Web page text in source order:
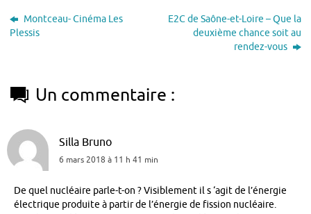
Montceau- Cinéma Les
Plessis
E2C de Saône-et-Loire – Que la
deuxième chance soit au
rendez-vous
Un commentaire :
Silla Bruno
6 mars 2018 à 11 h 41 min
De quel nucléaire parle-t-on ? Visiblement il s ‘agit de l’énergie
électrique produite à partir de l’énergie de fission nucléaire.